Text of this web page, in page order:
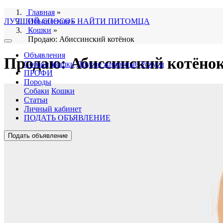
ЛУЧШИЙ СПОСОБ НАЙТИ ПИТОМЦА
Объявления
Собаки Кошки Другие животные Услуги
ПРОФИ
Породы
Собаки Кошки
Статьи
Личный кабинет
ПОДАТЬ ОБЪЯВЛЕНИЕ
Подать объявление
Главная »
Объявления»
Кошки »
Продаю: Абиссинский котёнок
Продаю: Абиссинский